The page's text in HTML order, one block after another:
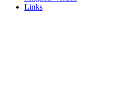
Links